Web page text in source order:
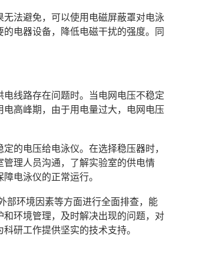
法避免，可以使用电磁屏蔽罩对电泳
电器设备，降低电磁干扰的强度。同
线路存在问题时。当电网电压不稳定
高峰期，由于用电量过大，电网电压
的电压给电泳仪。在选择稳压器时，
理人员沟通，了解实验室的供电情
电泳仪的正常运行。
部环境因素等方面进行全面排查，能
环境管理，及时解决出现的问题，对
研工作提供坚实的技术支持。